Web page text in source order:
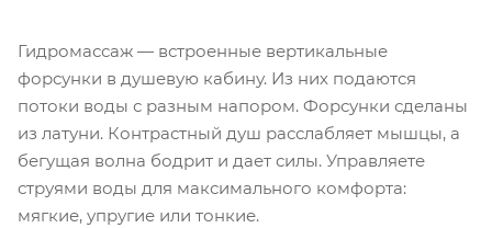
Гидромассаж — встроенные вертикальные
форсунки в душевую кабину. Из них подаются
потоки воды с разным напором. Форсунки сделаны
из латуни. Контрастный душ расслабляет мышцы, а
бегущая волна бодрит и дает силы. Управляете
струями воды для максимального комфорта:
мягкие, упругие или тонкие.